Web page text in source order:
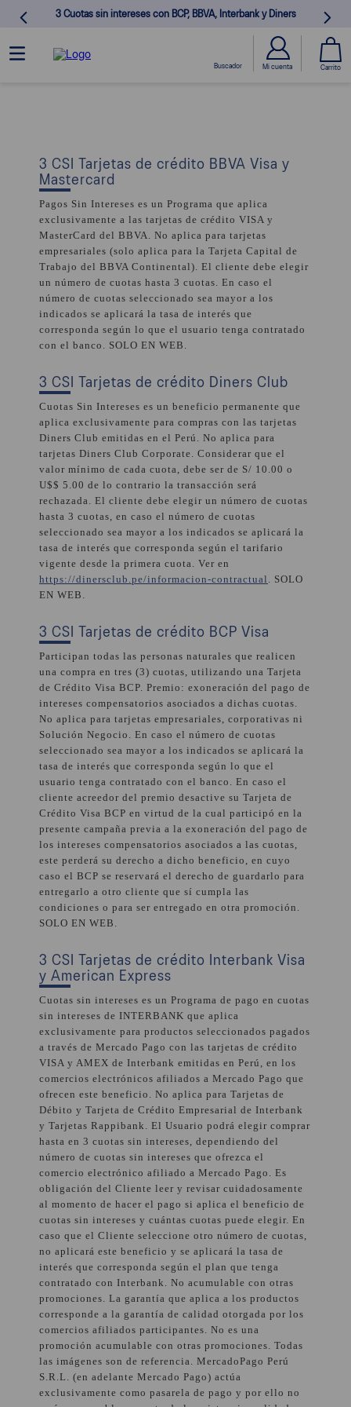
3 Cuotas sin intereses con BCP, BBVA, Interbank y Diners
3 CSI Tarjetas de crédito BBVA Visa y
Mastercard
Pagos Sin Intereses es un Programa que aplica
exclusivamente a las tarjetas de crédito VISA y
MasterCard del BBVA. No aplica para tarjetas
empresariales (solo aplica para la Tarjeta Capital de
Trabajo del BBVA Continental). El cliente debe elegir
un número de cuotas hasta 3 cuotas. En caso el
número de cuotas seleccionado sea mayor a los
indicados se aplicará la tasa de interés que
corresponda según lo que el usuario tenga contratado
con el banco. SOLO EN WEB.
3 CSI Tarjetas de crédito Diners Club
Cuotas Sin Intereses es un beneficio permanente que
aplica exclusivamente para compras con las tarjetas
Diners Club emitidas en el Perú. No aplica para
tarjetas Diners Club Corporate. Considerar que el
valor mínimo de cada cuota, debe ser de S/ 10.00 o
U$$ 5.00 de lo contrario la transacción será
rechazada. El cliente debe elegir un número de cuotas
hasta 3 cuotas, en caso el número de cuotas
seleccionado sea mayor a los indicados se aplicará la
tasa de interés que corresponda según el tarifario
vigente desde la primera cuota. Ver en
https://dinersclub.pe/informacion-contractual . SOLO
EN WEB.
3 CSI Tarjetas de crédito BCP Visa
Participan todas las personas naturales que realicen
una compra en tres (3) cuotas, utilizando una Tarjeta
de Crédito Visa BCP. Premio: exoneración del pago de
intereses compensatorios asociados a dichas cuotas.
No aplica para tarjetas empresariales, corporativas ni
Solución Negocio. En caso el número de cuotas
seleccionado sea mayor a los indicados se aplicará la
tasa de interés que corresponda según lo que el
usuario tenga contratado con el banco. En caso el
cliente acreedor del premio desactive su Tarjeta de
Crédito Visa BCP en virtud de la cual participó en la
presente campaña previa a la exoneración del pago de
los intereses compensatorios asociados a las cuotas,
este perderá su derecho a dicho beneficio, en cuyo
caso el BCP se reservará el derecho de guardarlo para
entregarlo a otro cliente que sí cumpla las
condiciones o para ser entregado en otra promoción.
SOLO EN WEB.
3 CSI Tarjetas de crédito Interbank Visa
y American Express
Cuotas sin intereses es un Programa de pago en cuotas
sin intereses de INTERBANK que aplica
exclusivamente para productos seleccionados pagados
a través de Mercado Pago con las tarjetas de crédito
VISA y AMEX de Interbank emitidas en Perú, en los
comercios electrónicos afiliados a Mercado Pago que
ofrecen este beneficio. No aplica para Tarjetas de
Débito y Tarjeta de Crédito Empresarial de Interbank
y Tarjetas Rappibank. El Usuario podrá elegir comprar
hasta en 3 cuotas sin intereses, dependiendo del
número de cuotas sin intereses que ofrezca el
comercio electrónico afiliado a Mercado Pago. Es
obligación del Cliente leer y revisar cuidadosamente
al momento de hacer el pago si aplica el beneficio de
cuotas sin intereses y cuántas cuotas puede elegir. En
caso que el Cliente seleccione otro número de cuotas,
no aplicará este beneficio y se aplicará la tasa de
interés que corresponda según el plan que tenga
contratado con Interbank. No acumulable con otras
promociones. La garantía que aplica a los productos
corresponde a la garantía de calidad otorgada por los
comercios afiliados participantes. No es una
promoción acumulable con otras promociones. Todas
las imágenes son de referencia. MercadoPago Perú
S.R.L. (en adelante Mercado Pago) actúa
exclusivamente como pasarela de pago y por ello no